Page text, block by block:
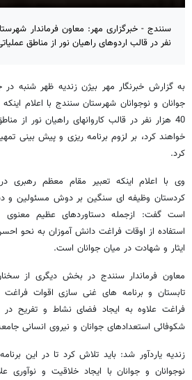
نفر در قالب اردوهای راهیان نور از مناطق
به گزارش خبرنگار مهر بیژن زندیه ظهر شنبه
جوانان و نوجوانان شهرستان سنندج با اعلام
40 هزار نفر در قالب کاروانهای راهیان نور از
خواهند کرد، بر لزوم برنامه ریزی و پیش بینی
کرد.
وی با اعلام اینکه تعبیر مقام معظم
کردستان وظیفه ای سنگین بر دوش مسئولین و
است گفت: ازجمله دستاوردهای عظیم معنوی
استفاده از اوقات فراغت دانش آموزان به نحو
ایثار و شهادت در میان جوانان است.
معاون فرماندار سنندج در بخش دیگری از
تابستان و برنامه های غنی سازی اقوات فراغت
فراغت علاوه به ایجاد فضای نشاط و تفریح
شکوفائی استعدادهای جوانان و نیروی انسانی
زندیه یاردآور شد: باید تلاش کرد تا در این
نوجوانان و جوانان با ایجاد خلاقیت و نوآوری